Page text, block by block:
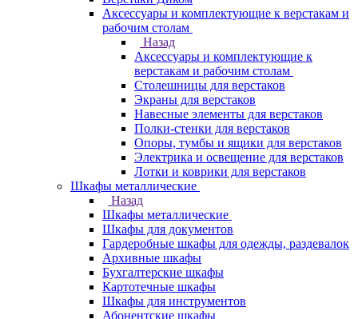
Аксессуары и комплектующие к верстакам и
рабочим столам
Назад
Аксессуары и комплектующие к
верстакам и рабочим столам
Столешницы для верстаков
Экраны для верстаков
Навесные элементы для верстаков
Полки-стенки для верстаков
Опоры, тумбы и ящики для верстаков
Электрика и освещение для верстаков
Лотки и коврики для верстаков
Шкафы металлические
Назад
Шкафы металлические
Шкафы для документов
Гардеробные шкафы для одежды, раздевалок
Архивные шкафы
Бухгалтерские шкафы
Картотечные шкафы
Шкафы для инструментов
Абонентские шкафы